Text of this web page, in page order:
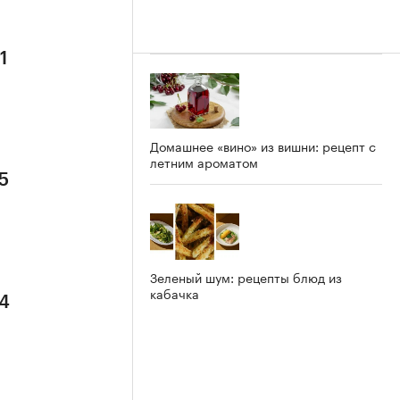
Домашнее «вино» из вишни: рецепт с
летним ароматом
Зеленый шум: рецепты блюд из
кабачка